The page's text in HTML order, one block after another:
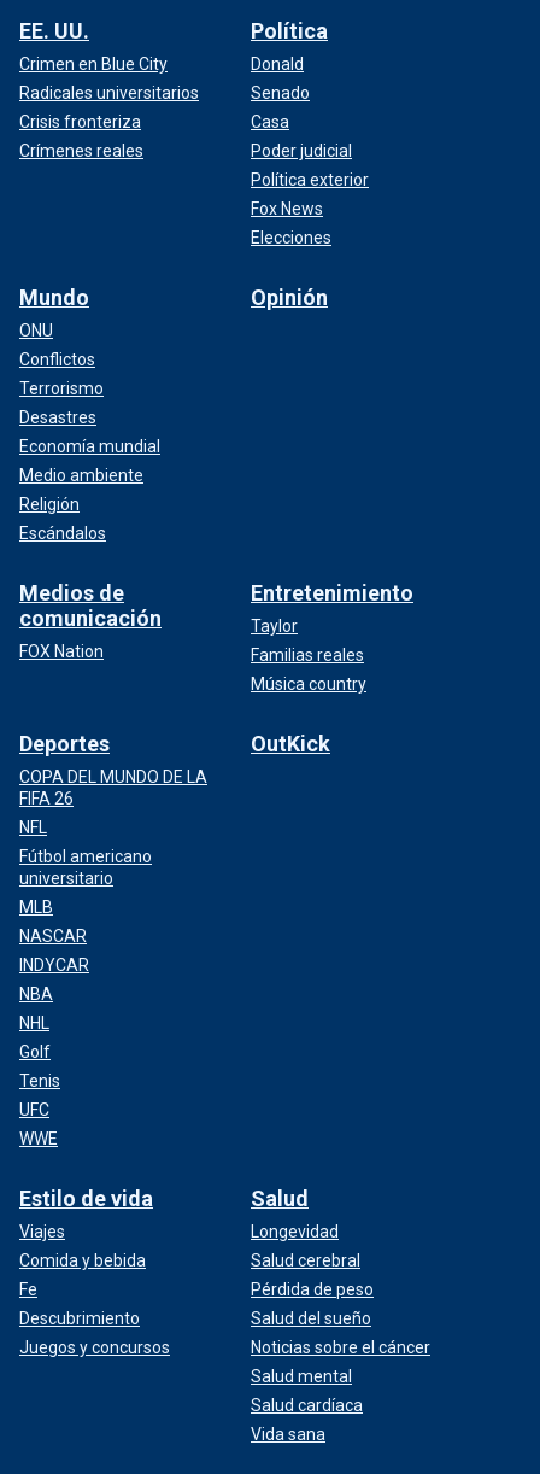
EE. UU.
Crimen en Blue City
Radicales universitarios
Crisis fronteriza
Crímenes reales
Política
Donald
Senado
Casa
Poder judicial
Política exterior
Fox News
Elecciones
Mundo
ONU
Conflictos
Terrorismo
Desastres
Economía mundial
Medio ambiente
Religión
Escándalos
Opinión
Medios de
comunicación
FOX Nation
Entretenimiento
Taylor
Familias reales
Música country
Deportes
COPA DEL MUNDO DE LA
FIFA 26
NFL
Fútbol americano
universitario
MLB
NASCAR
INDYCAR
NBA
NHL
Golf
Tenis
UFC
WWE
OutKick
Estilo de vida
Viajes
Comida y bebida
Fe
Descubrimiento
Juegos y concursos
Salud
Longevidad
Salud cerebral
Pérdida de peso
Salud del sueño
Noticias sobre el cáncer
Salud mental
Salud cardíaca
Vida sana